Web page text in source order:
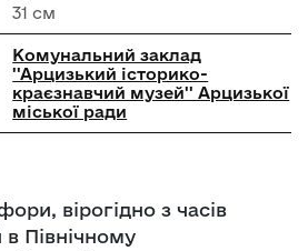
31 см
Комунальний заклад
''Арцизький історико-
краєзнавчий музей'' Арцизької
міської ради
вірогідно з часів
в Північному